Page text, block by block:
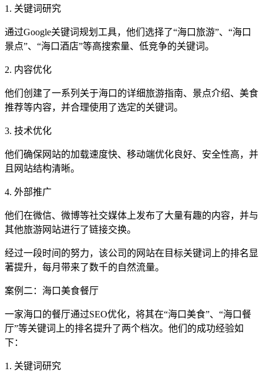
1. 关键词研究
通过Google关键词规划工具，他们选择了“海口旅游”、“海口
景点”、“海口酒店”等高搜索量、低竞争的关键词。
2. 内容优化
他们创建了一系列关于海口的详细旅游指南、景点介绍、美食
推荐等内容，并合理使用了选定的关键词。
3. 技术优化
他们确保网站的加载速度快、移动端优化良好、安全性高，并
且网站结构清晰。
4. 外部推广
他们在微信、微博等社交媒体上发布了大量有趣的内容，并与
其他旅游网站进行了链接交换。
经过一段时间的努力，该公司的网站在目标关键词上的排名显
著提升，每月带来了数千的自然流量。
案例二：海口美食餐厅
一家海口的餐厅通过SEO优化，将其在“海口美食”、“海口餐
厅”等关键词上的排名提升了两个档次。他们的成功经验如
下：
1. 关键词研究